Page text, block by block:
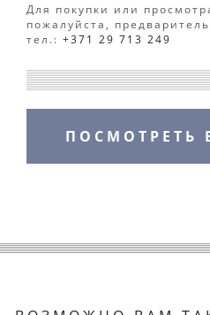
Для покупки или
пожалуйста,
тел.: +371 29 713 249
ПОСМОТРЕТЬ